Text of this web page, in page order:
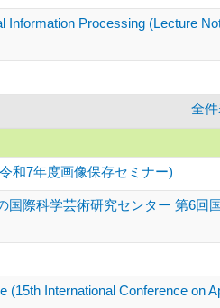
Information Processing (Lecture
全件
和7年度画像保存セミナー)
際科学芸術研究センター 第6回
International Conference on